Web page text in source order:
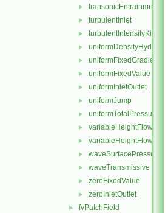
►
► turbulentInlet
►
►
► uniformFixedGradient
► uniformFixedValue
► uniformInletOutlet
► uniformJump
► uniformTotalPressure
► variableHeightFlowRate
►
► waveSurfacePressure
► waveTransmissive
► zeroFixedValue
► zeroInletOutlet
► fvPatchField